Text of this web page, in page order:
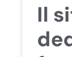
Il